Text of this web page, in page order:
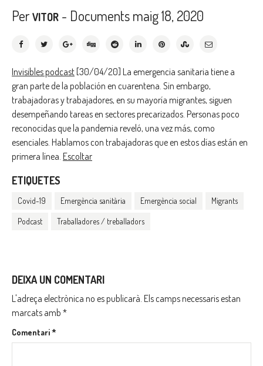
Per VITOR - Documentsmaig 18, 2020
Invisibles podcast [30/04/20] La emergencia sanitaria tiene a
gran parte de la población en cuarentena. Sin embargo,
trabajadoras y trabajadores, en su mayoría migrantes, siguen
desempeñando tareas en sectores precarizados. Personas poco
reconocidas que la pandemia reveló, una vez más, como
esenciales. Hablamos con trabajadoras que en estos días están en
primera línea. Escoltar
ETIQUETES
Covid-19 Emergència sanitària Emergència social Migrants
Podcast Traballadores / treballadors
DEIXA UN COMENTARI
L'adreça electrònica no es publicarà. Els camps necessaris estan
marcats amb *
Comentari*